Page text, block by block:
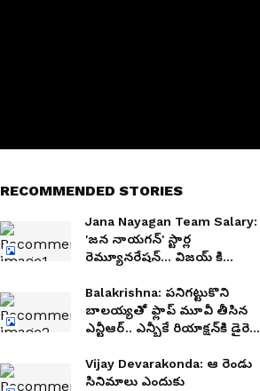
RECOMMENDED STORIES
Jana Nayagan Team Salary:
'జన నాయగన్' స్టార్ల
రెమ్యూనరేషన్‌... విజయ్‌ కి
ఎంతంటే?
Balakrishna: పనిగట్టుకొని
బాలయ్యతో ఫ్లాప్‌ మూవీ తీసిన
ఎన్టీఆర్‌.. ఎన్బీకే రియాక్షన్‌కి డైరెక్టర్‌
Vijay Devarakonda: ఆ రెండు
సినిమాలు ఎందుకు